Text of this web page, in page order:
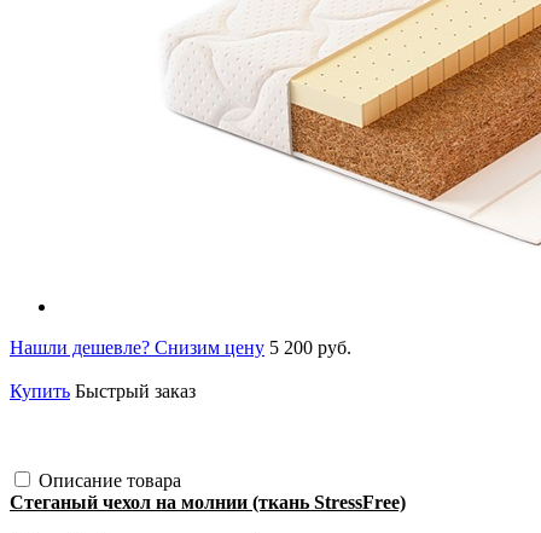
Нашли дешевле? Снизим цену 5 200 руб.
Купить Быстрый заказ
Описание товара
Стеганый чехол на молнии (ткань StressFree)